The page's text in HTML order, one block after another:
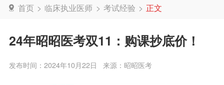
首页 > 临床执业医师 > 考试经验 > 正文
24年昭昭医考双11：购课抄底价！
发布时间：2024年10月22日 来源：昭昭医考